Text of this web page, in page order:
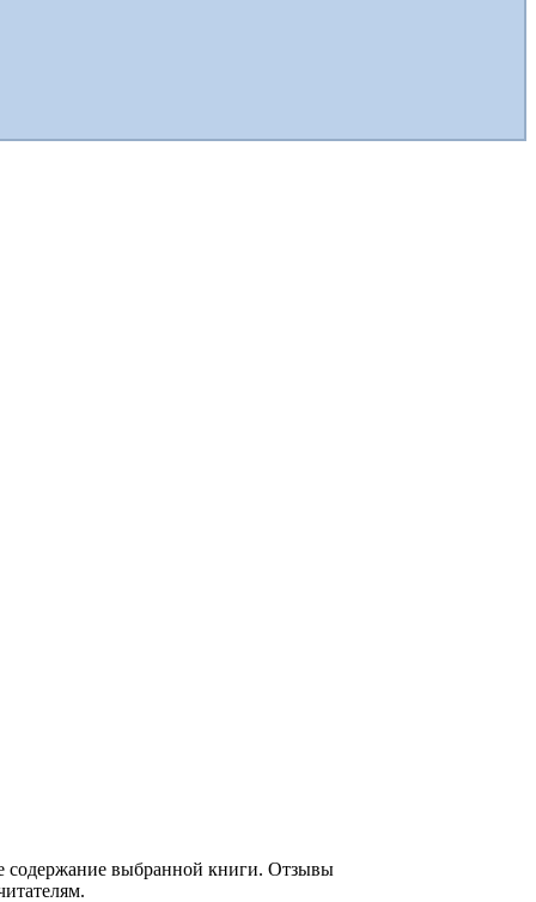
содержание выбранной книги. Отзывы